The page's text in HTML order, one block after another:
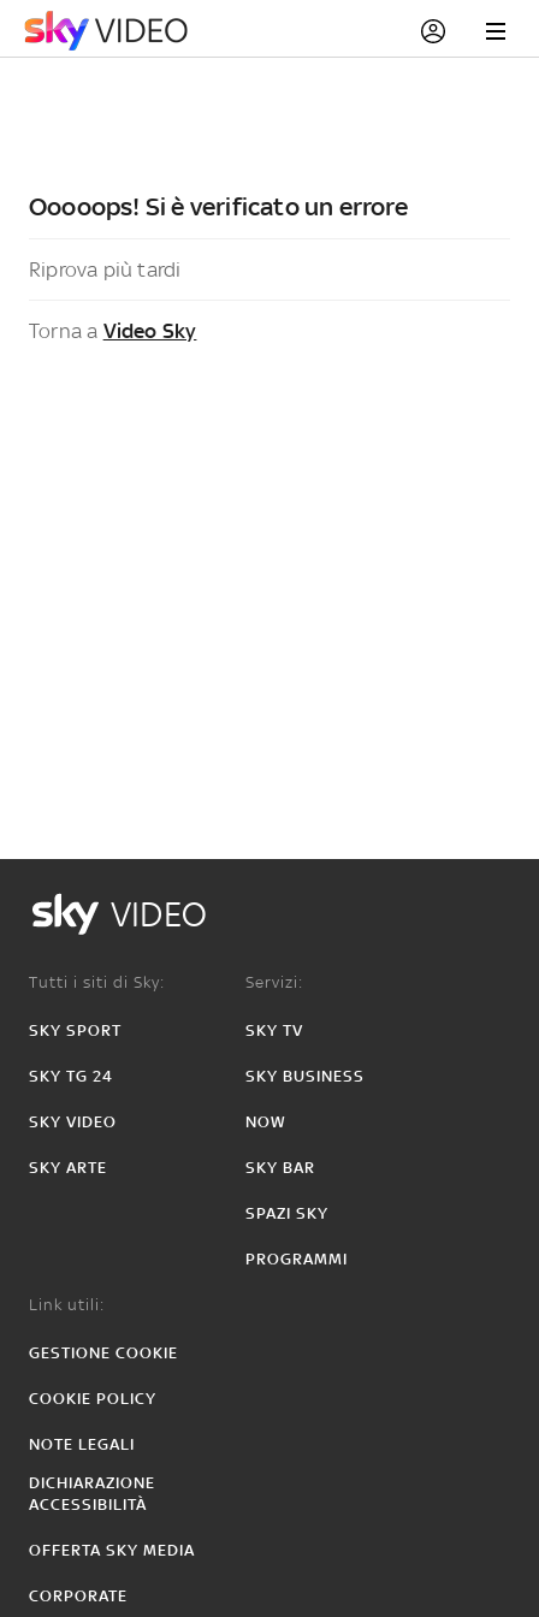
Ooooops! Si è verificato un errore
Riprova più tardi
Torna a Video Sky
VIDEO
Tutti i siti di Sky:
SKY SPORT
SKY TG 24
SKY VIDEO
SKY ARTE
Servizi:
SKY TV
SKY BUSINESS
NOW
SKY BAR
SPAZI SKY
PROGRAMMI
Link utili:
GESTIONE COOKIE
COOKIE POLICY
NOTE LEGALI
DICHIARAZIONE
ACCESSIBILITÀ
OFFERTA SKY MEDIA
CORPORATE